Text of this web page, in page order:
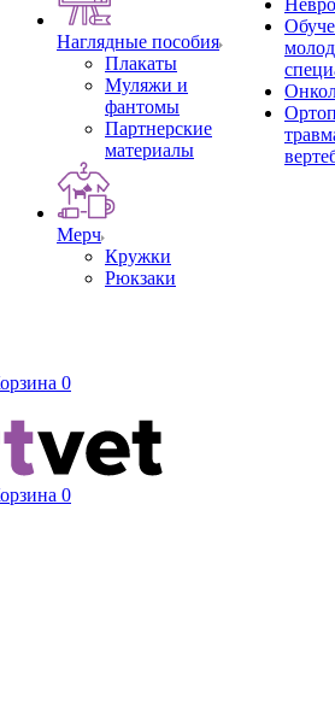
Наглядные пособия
Плакаты
Муляжи и
фантомы
Партнерские
материалы
Мерч
Кружки
Рюкзаки
0
0